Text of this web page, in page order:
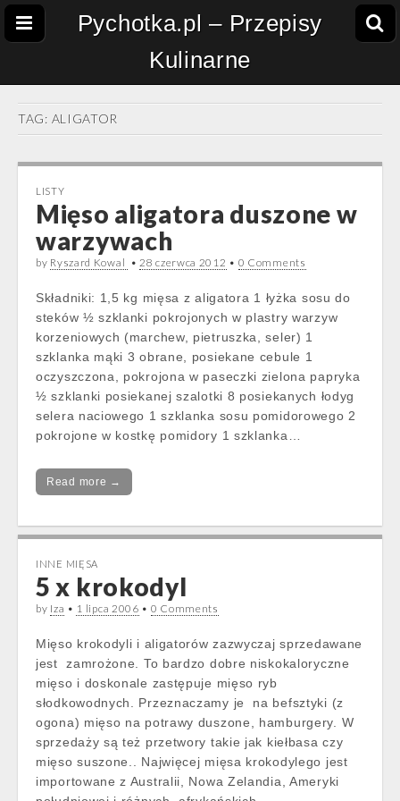
Pychotka.pl – Przepisy
Kulinarne
TAG: ALIGATOR
LISTY
Mięso aligatora duszone w
warzywach
by Ryszard Kowal •28 czerwca 2012 • 0 Comments
Składniki: 1,5 kg mięsa z aligatora 1 łyżka sosu do
steków ½ szklanki pokrojonych w plastry warzyw
korzeniowych (marchew, pietruszka, seler) 1
szklanka mąki 3 obrane, posiekane cebule 1
oczyszczona, pokrojona w paseczki zielona papryka
½ szklanki posiekanej szalotki 8 posiekanych łodyg
selera naciowego 1 szklanka sosu pomidorowego 2
pokrojone w kostkę pomidory 1 szklanka…
Read more →
INNE MIĘSA
5 x krokodyl
by Iza • 1 lipca 2006 • 0 Comments
Mięso krokodyli i aligatorów zazwyczaj sprzedawane
jest zamrożone. To bardzo dobre niskokaloryczne
mięso i doskonale zastępuje mięso ryb
słodkowodnych. Przeznaczamy je na befsztyki (z
ogona) mięso na potrawy duszone, hamburgery. W
sprzedaży są też przetwory takie jak kiełbasa czy
mięso suszone.. Najwięcej mięsa krokodylego jest
importowane z Australii, Nowa Zelandia, Ameryki